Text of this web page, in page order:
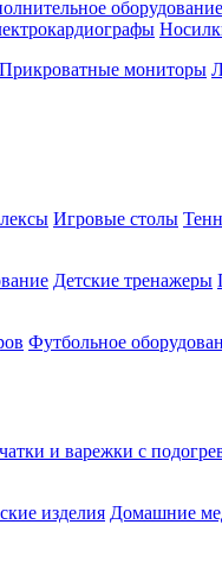
Прикроватные мониторы
Игровые столы
Детские тренажеры
Футбольное
и варежки с
изделия Домашние